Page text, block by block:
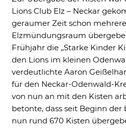
Lions Club Elz – Neckar
geraumer Zeit schon
Elzmündungsraum
Frühjahr die ,,Starke Kinder
den Lions im kleinen
verdeutlichte Aaron
für den Neckar-Odenwald-
von nun an mit den Kisten
betonte, dass seit Beginn
nun rund 670 Kisten